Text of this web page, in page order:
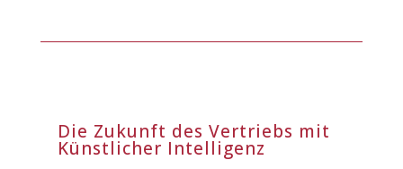
Die Zukunft des Vertriebs mit
Künstlicher Intelligenz